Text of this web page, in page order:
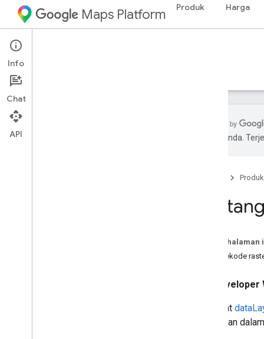
Maps Platform Produk Harga
Environment
Panduan
pilihan Anda.
Produk
Pada halaman
Mendekode
Developer
Endpoint
digunakan
Info
Chat
API